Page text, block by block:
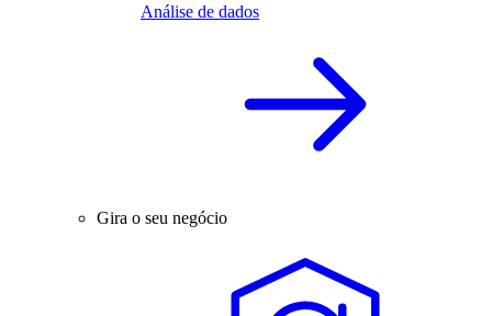
Análise de dados
Gira o seu negócio